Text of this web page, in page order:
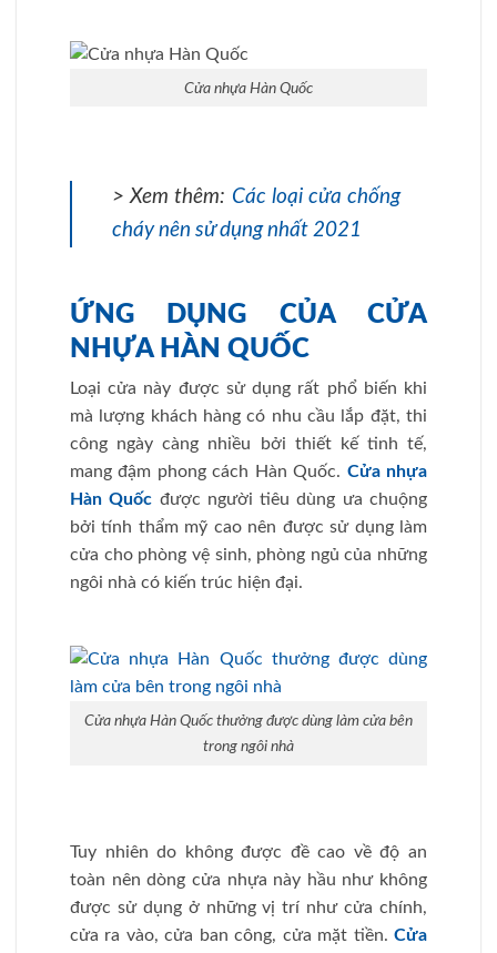
Cửa nhựa Hàn Quốc
> Xem thêm: Các loại cửa chống
cháy nên sử dụng nhất 2021
ỨNG DỤNG CỦA CỬA
NHỰA HÀN QUỐC
Loại cửa này được sử dụng rất phổ biến khi
mà lượng khách hàng có nhu cầu lắp đặt, thi
công ngày càng nhiều bởi thiết kế tinh tế,
mang đậm phong cách Hàn Quốc. Cửa nhựa
Hàn Quốc được người tiêu dùng ưa chuộng
bởi tính thẩm mỹ cao nên được sử dụng làm
cửa cho phòng vệ sinh, phòng ngủ của những
ngôi nhà có kiến trúc hiện đại.
Cửa nhựa Hàn Quốc thưởng được dùng làm cửa bên
trong ngôi nhà
Tuy nhiên do không được đề cao về độ an
toàn nên dòng cửa nhựa này hầu như không
được sử dụng ở những vị trí như cửa chính,
cửa ra vào, cửa ban công, cửa mặt tiền. Cửa